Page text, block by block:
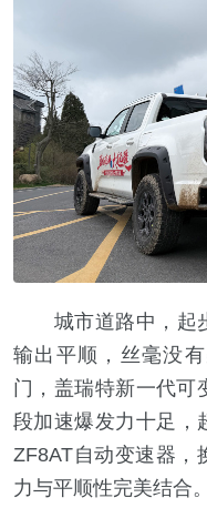
城市道路中，起步
输出平顺，丝毫没
门，盖瑞特新一代可
段加速爆发力十足，
ZF8AT自动变速器，
力与平顺性完美结合。